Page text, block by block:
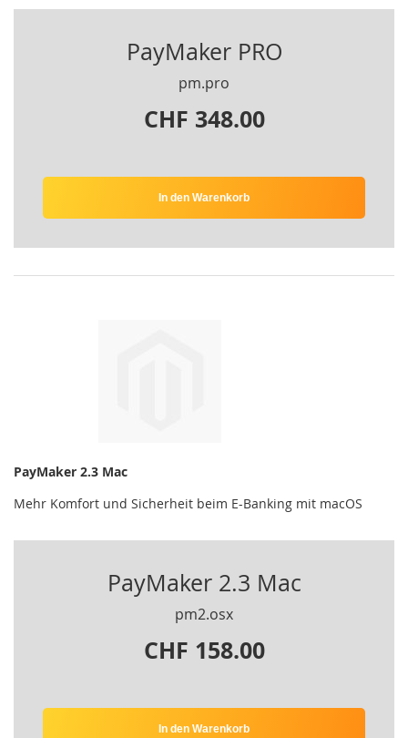
PayMaker PRO
CHF 348.00
pm.pro
In den Warenkorb
PayMaker 2.3 Mac
Mehr Komfort und Sicherheit beim E-Banking mit macOS
PayMaker 2.3 Mac
CHF 158.00
pm2.osx
In den Warenkorb